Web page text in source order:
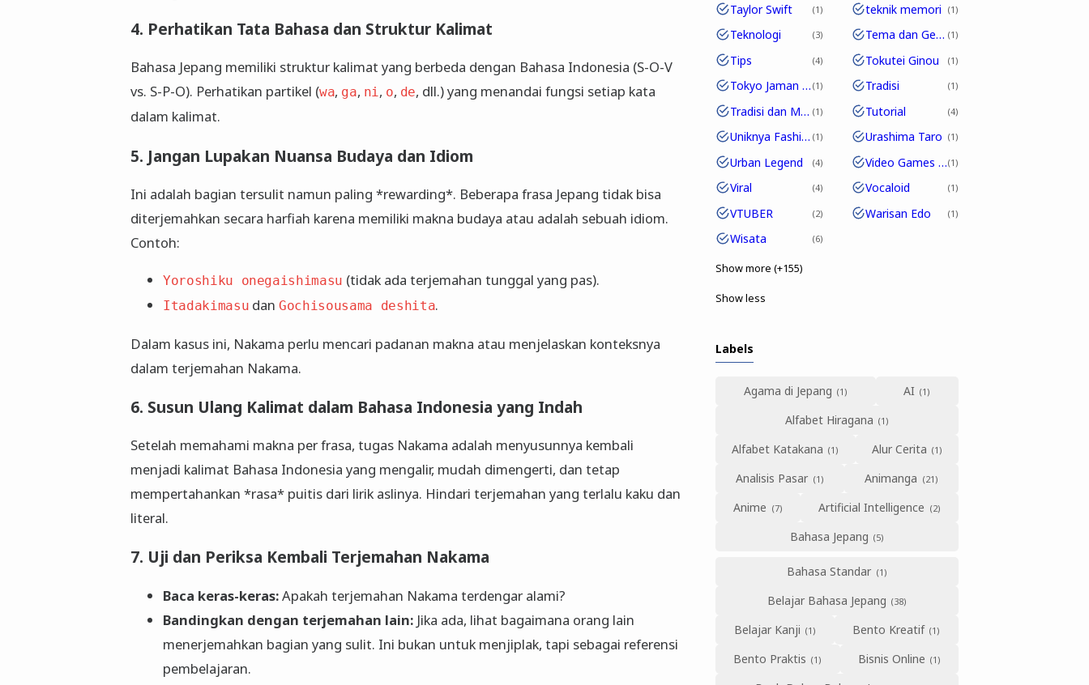
4. Perhatikan Tata Bahasa dan Struktur Kalimat
Bahasa Jepang memiliki struktur kalimat yang berbeda dengan Bahasa Indonesia (S-O-V
vs. S-P-O). Perhatikan partikel (wa, ga, ni, o, de, dll.) yang menandai fungsi setiap kata
dalam kalimat.
5. Jangan Lupakan Nuansa Budaya dan Idiom
Ini adalah bagian tersulit namun paling *rewarding*. Beberapa frasa Jepang tidak bisa
diterjemahkan secara harfiah karena memiliki makna budaya atau adalah sebuah idiom.
Contoh:
Yoroshiku onegaishimasu (tidak ada terjemahan tunggal yang pas).
Itadakimasu danGochisousama deshita.
Dalam kasus ini, Nakama perlu mencari padanan makna atau menjelaskan konteksnya
dalam terjemahan Nakama.
6. Susun Ulang Kalimat dalam Bahasa Indonesia yang Indah
Setelah memahami makna per frasa, tugas Nakama adalah menyusunnya kembali
menjadi kalimat Bahasa Indonesia yang mengalir, mudah dimengerti, dan tetap
mempertahankan *rasa* puitis dari lirik aslinya. Hindari terjemahan yang terlalu kaku dan
literal.
7. Uji dan Periksa Kembali Terjemahan Nakama
Baca keras-keras:Apakah terjemahan Nakama terdengar alami?
Bandingkan dengan terjemahan lain: Jika ada, lihat bagaimana orang lain
menerjemahkan bagian yang sulit. Ini bukan untuk menjiplak, tapi sebagai referensi
pembelajaran.
Taylor Swift 1 teknik memori 1
Teknologi 3 Tema dan Genre 1
Tips 4 Tokutei Ginou 1
Tokyo Jaman Edo 1 Tradisi 1
Tradisi dan Modernitas 1 Tutorial 4
Uniknya Fashion Jepang 1 Urashima Taro 1
Urban Legend 4 Video Games Jepang 1
Viral 4 Vocaloid 1
VTUBER 2 Warisan Edo 1
Wisata 6
Show more (+155)
Show less
Labels
Agama di Jepang
AI
Alfabet Hiragana
Alfabet Katakana
Alur Cerita
Analisis Pasar
Animanga
Anime
Artificial Intelligence
Bahasa Jepang
Bahasa Standar
Belajar Bahasa Jepang
Belajar Kanji
Bento Kreatif
Bento Praktis
Bisnis Online